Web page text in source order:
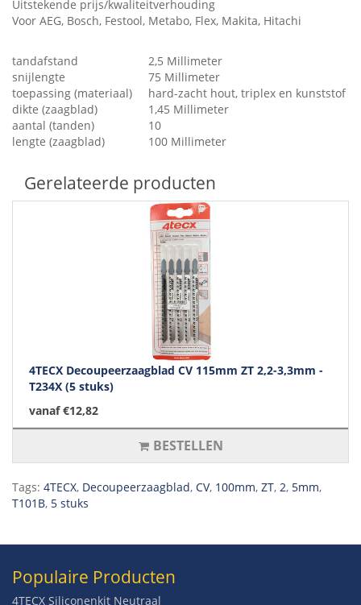
Uitstekende prijs/kwaliteitverhouding
Voor AEG, Bosch, Festool, Metabo, Flex, Makita, Hitachi
tandafstand
2,5 Millimeter
snijlengte
75 Millimeter
toepassing (materiaal)
hard-zacht hout, triplex en kunststof
dikte (zaagblad)
1,45 Millimeter
aantal (tanden)
10
lengte (zaagblad)
100 Millimeter
Gerelateerde producten
4TECX Decoupeerzaagblad CV 115mm ZT 2,2-3,3mm -
T234X (5 stuks)
vanaf €12,82
BESTELLEN
Tags: 4TECX, Decoupeerzaagblad, CV, 100mm, ZT, 2, 5mm,
T101B, 5 stuks
Populaire Producten
4TECX Siliconenkit Neutraal